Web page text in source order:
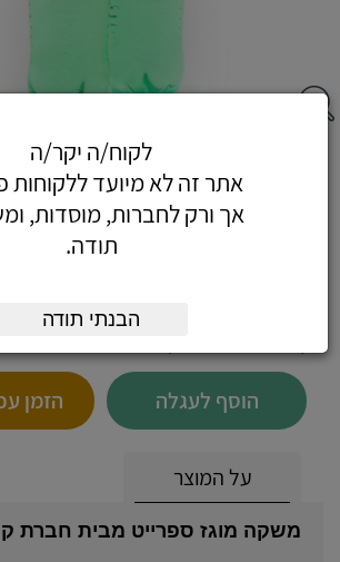
הפיקדון - ספרייט רגיל, 24 פחיות במגש
כולל מע"מ
הוסף לעגלה הזמן
על המוצר
משקה מוגז ספרייט מבית חברת
לקוח/ה יקר/ה
אתר זה לא מיועד ללקוחות
אך ורק לחברות, מוסדות,
תודה.
הבנתי תודה